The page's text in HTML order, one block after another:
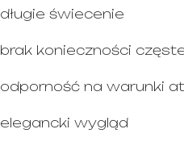
długie świecenie
brak konieczności
odporność na warunki
elegancki wygląd